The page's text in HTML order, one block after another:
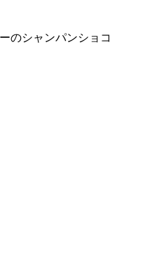
のシャンパンショコ